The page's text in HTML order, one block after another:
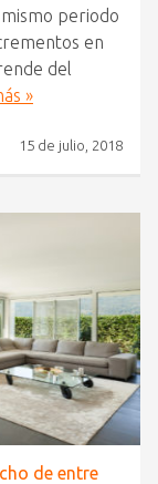
periodo
en
del
»
15 de julio, 2018
de entre